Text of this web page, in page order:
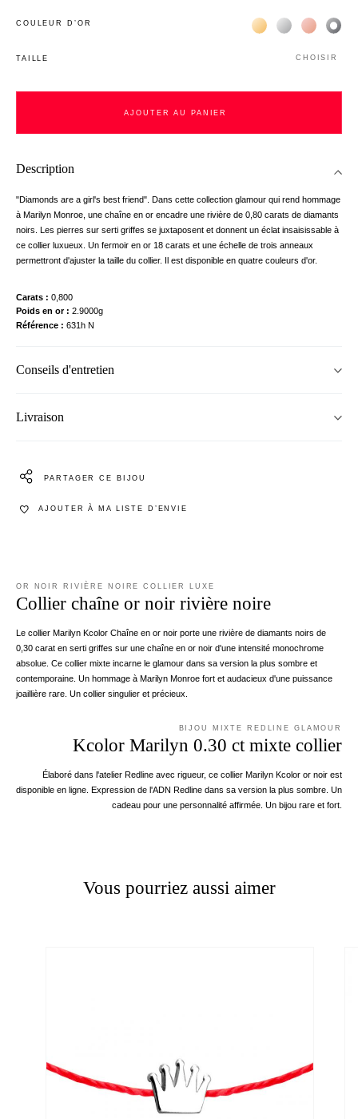
COULEUR D’OR Жёлтое золото 18К
Белое золото
Розовое
TAILLE CHOISIR
AJOUTER AU PANIER
Description
"Diamonds are a girl's best friend". Dans cette collection glamour qui rend hommage
à Marilyn Monroe, une chaîne en or encadre une rivière de 0,80 carats de diamants
noirs. Les pierres sur serti griffes se juxtaposent et donnent un éclat insaisissable à
ce collier luxueux. Un fermoir en or 18 carats et une échelle de trois anneaux
permettront d'ajuster la taille du collier. Il est disponible en quatre couleurs d'or.
Carats
0,800
Poids en or
2.9000g
Référence
631h N
Conseils d'entretien
Livraison
PARTAGER CE BIJOU
AJOUTER À MA LISTE D’ENVIE
OR NOIR RIVIÈRE NOIRE COLLIER LUXE
Collier chaîne or noir rivière noire
Le collier Marilyn Kcolor Chaîne en or noir porte une rivière de diamants noirs de
0,30 carat en serti griffes sur une chaîne en or noir d'une intensité monochrome
absolue. Ce collier mixte incarne le glamour dans sa version la plus sombre et
contemporaine. Un hommage à Marilyn Monroe fort et audacieux d'une puissance
joaillière rare. Un collier singulier et précieux.
BIJOU MIXTE REDLINE GLAMOUR
Kcolor Marilyn 0.30 ct mixte collier
Élaboré dans l'atelier Redline avec rigueur, ce collier Marilyn Kcolor or noir est
disponible en ligne. Expression de l'ADN Redline dans sa version la plus sombre. Un
cadeau pour une personnalité affirmée. Un bijou rare et fort.
Vous pourriez aussi aimer